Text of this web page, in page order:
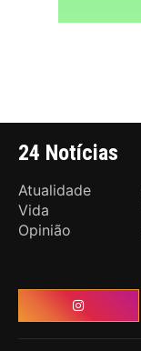
24 Notícias
Atualidade
Vida
Opinião